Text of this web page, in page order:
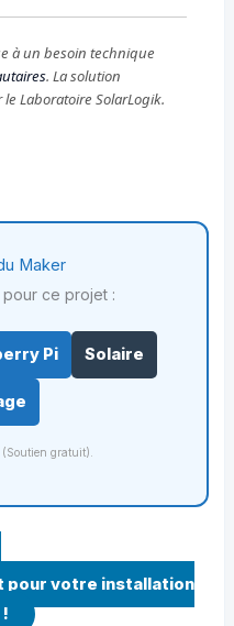
à un besoin technique
. La solution
Laboratoire SolarLogik.
Maker
ce projet :
Pi Solaire
gratuit).
pour votre installation